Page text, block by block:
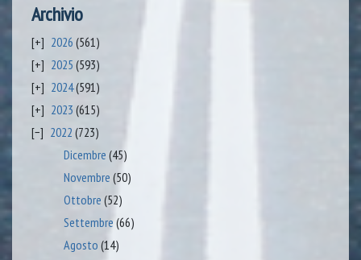
Archivio
2026 (561)
2025 (593)
2024(591)
2023 (615)
2022 (723)
Dicembre (45)
Novembre (50)
Ottobre (52)
Settembre (66)
Agosto (14)